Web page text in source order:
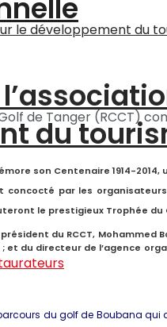
du
de Tanger (RCCT)
son Centenaire 1914-
concocté par les
le prestigieux Trophée du
du RCCT, Mohammed
du directeur de l’agence
du golf de Boubana